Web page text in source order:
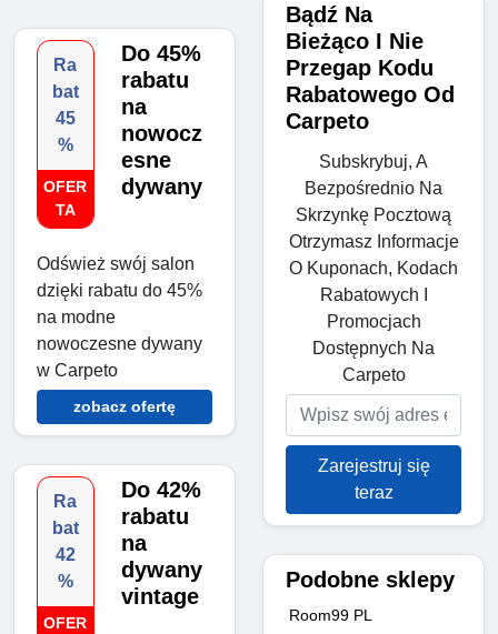
Ra
bat
45
%
OFER
TA
Do 45%
rabatu
na
nowocz
esne
dywany
Odśwież swój salon
dzięki rabatu do 45%
na modne
nowoczesne dywany
w Carpeto
zobacz ofertę
Ra
bat
42
%
OFER
Do 42%
rabatu
na
dywany
vintage
Bądź Na
Bieżąco I Nie
Przegap Kodu
Rabatowego Od
Carpeto
Subskrybuj, A
Bezpośrednio Na
Skrzynkę Pocztową
Otrzymasz Informacje
O Kuponach, Kodach
Rabatowych I
Promocjach
Dostępnych Na
Carpeto
Zarejestruj się
teraz
Podobne sklepy
Room99 PL